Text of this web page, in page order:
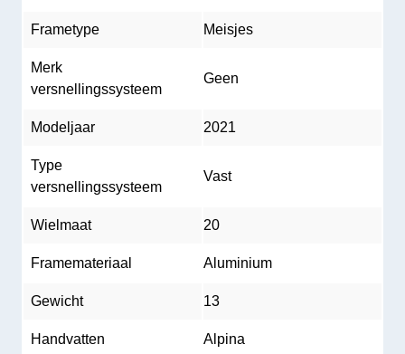
Frametype Meisjes
Merk
versnellingssysteem
Geen
Modeljaar 2021
Type
versnellingssysteem
Vast
Wielmaat 20
Framemateriaal Aluminium
Gewicht 13
Handvatten Alpina